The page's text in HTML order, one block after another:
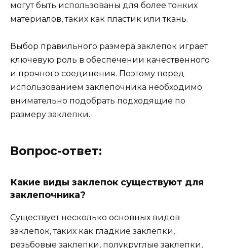
могут быть использованы для более тонких
материалов, таких как пластик или ткань.
Выбор правильного размера заклепок играет
ключевую роль в обеспечении качественного
и прочного соединения. Поэтому перед
использованием заклепочника необходимо
внимательно подобрать подходящие по
размеру заклепки.
Вопрос-ответ:
Какие виды заклепок существуют для
заклепочника?
Существует несколько основных видов
заклепок, таких как гладкие заклепки,
резьбовые заклепки, полукруглые заклепки,